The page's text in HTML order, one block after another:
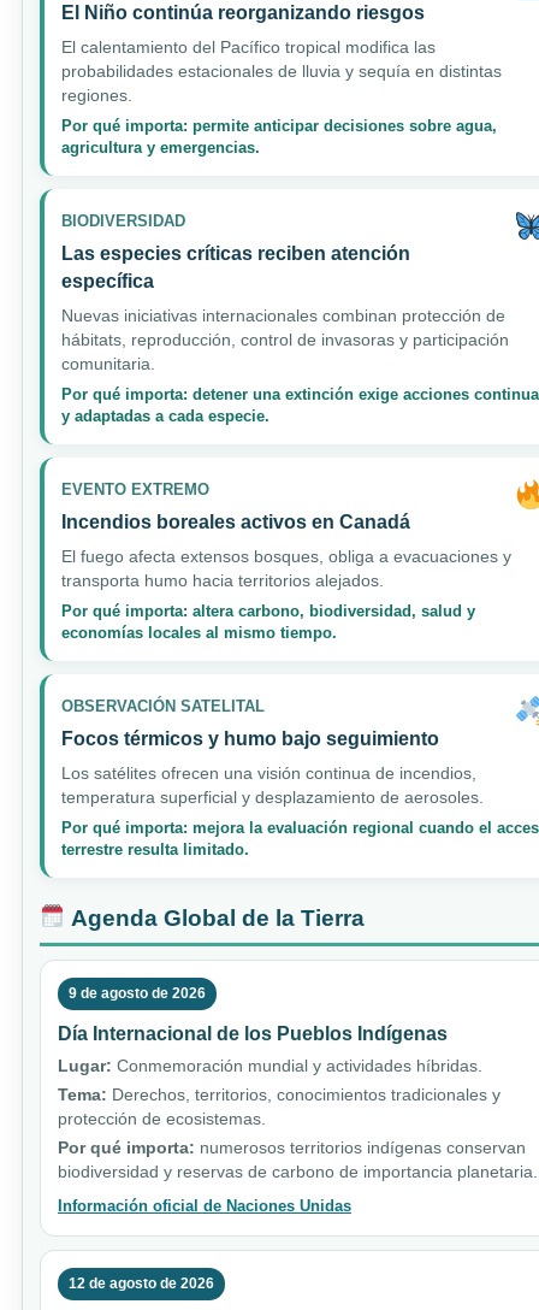
El Niño continúa reorganizando riesgos
El calentamiento del Pacífico tropical modifica las
probabilidades estacionales de lluvia y sequía en distintas
regiones.
Por qué importa: permite anticipar decisiones sobre agua,
agricultura y emergencias.
BIODIVERSIDAD
Las especies críticas reciben atención
específica
Nuevas iniciativas internacionales combinan protección de
hábitats, reproducción, control de invasoras y participación
comunitaria.
Por qué importa: detener una extinción exige acciones
y adaptadas a cada especie.
EVENTO EXTREMO
Incendios boreales activos en Canadá
El fuego afecta extensos bosques, obliga a evacuaciones y
transporta humo hacia territorios alejados.
Por qué importa: altera carbono, biodiversidad, salud y
economías locales al mismo tiempo.
OBSERVACIÓN SATELITAL
Focos térmicos y humo bajo seguimiento
Los satélites ofrecen una visión continua de incendios,
temperatura superficial y desplazamiento de aerosoles.
Por qué importa: mejora la evaluación regional cuando el
terrestre resulta limitado.
Agenda Global de la Tierra
9 de agosto de 2026
Día Internacional de los Pueblos Indígenas
Lugar: Conmemoración mundial y actividades híbridas.
Tema: Derechos, territorios, conocimientos tradicionales y
protección de ecosistemas.
Por qué importa: numerosos territorios indígenas conservan
biodiversidad y reservas de carbono de importancia planetaria.
Información oficial de Naciones Unidas
12 de agosto de 2026